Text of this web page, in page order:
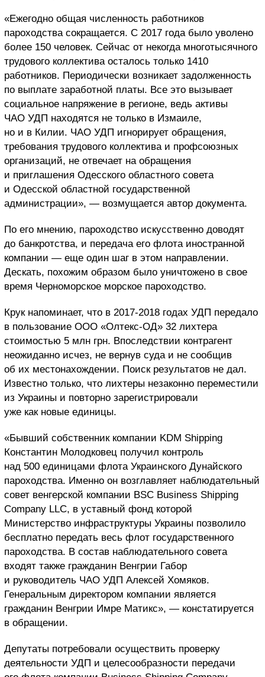
«Ежегодно общая численность работников
пароходства сокращается. С 2017 года было уволено
более 150 человек. Сейчас от некогда многотысячного
трудового коллектива осталось только 1410
работников. Периодически возникает задолженность
по выплате заработной платы. Все это вызывает
социальное напряжение в регионе, ведь активы
ЧАО УДП находятся не только в Измаиле,
но и в Килии. ЧАО УДП игнорирует обращения,
требования трудового коллектива и профсоюзных
организаций, не отвечает на обращения
и приглашения Одесского областного совета
и Одесской областной государственной
администрации», — возмущается автор документа.
По его мнению, пароходство искусственно доводят
до банкротства, и передача его флота иностранной
компании — еще один шаг в этом направлении.
Дескать, похожим образом было уничтожено в свое
время Черноморское морское пароходство.
Крук напоминает, что в 2017-2018 годах УДП передало
в пользование ООО «Олтекс-ОД» 32 лихтера
стоимостью 5 млн грн. Впоследствии контрагент
неожиданно исчез, не вернув суда и не сообщив
об их местонахождении. Поиск результатов не дал.
Известно только, что лихтеры незаконно переместили
из Украины и повторно зарегистрировали
уже как новые единицы.
«Бывший собственник компании KDM Shipping
Константин Молодковец получил контроль
над 500 единицами флота Украинского Дунайского
пароходства. Именно он возглавляет наблюдательный
совет венгерской компании BSC Business Shipping
Company LLC, в уставный фонд которой
Министерство инфраструктуры Украины позволило
бесплатно передать весь флот государственного
пароходства. В состав наблюдательного совета
входят также гражданин Венгрии Габор
и руководитель ЧАО УДП Алексей Хомяков.
Генеральным директором компании является
гражданин Венгрии Имре Матикс», — констатируется
в обращении.
Депутаты потребовали осуществить проверку
деятельности УДП и целесообразности передачи